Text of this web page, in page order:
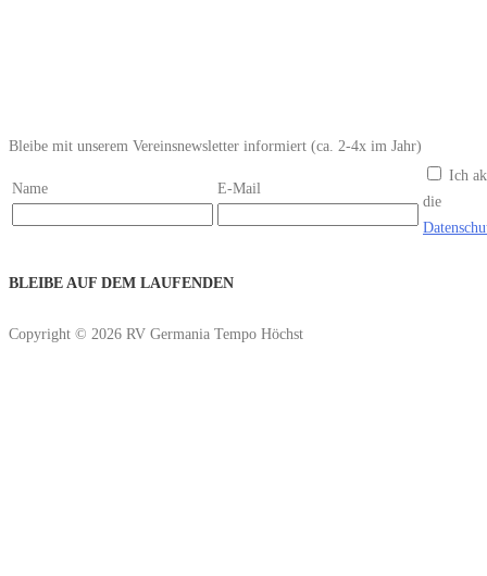
Bleibe mit unserem Vereinsnewsletter informiert (ca. 2-4x im Jahr)
Name E-Mail
Ich
die
BLEIBE AUF DEM LAUFENDEN
Copyright © 2026 RV Germania Tempo Höchst